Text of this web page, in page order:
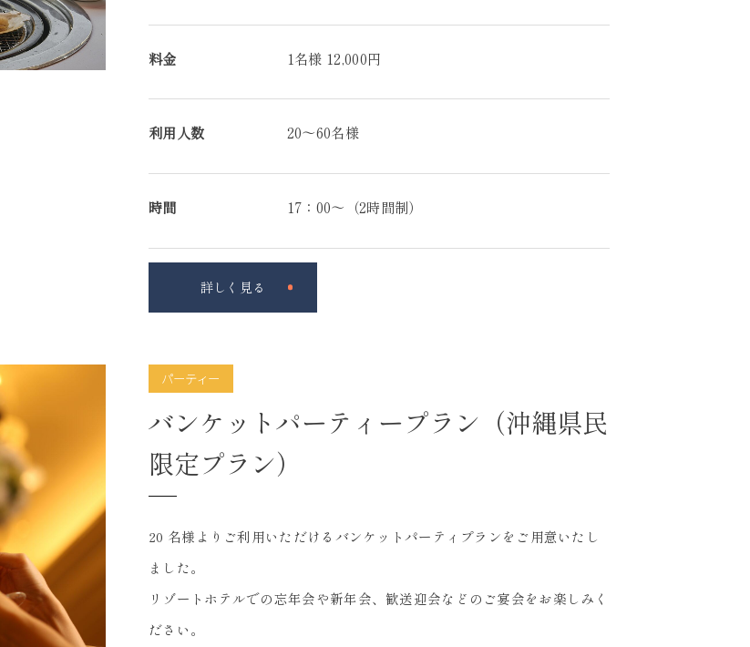
料金 1名様 12,000円
利用人数 20～60名様
時間 17：00～（2時間制）
詳しく見る
パーティー
バンケットパーティープラン（沖縄県民
限定プラン）
20 名様よりご利用いただけるバンケットパーティプランをご用意いたし
ました。
リゾートホテルでの忘年会や新年会、歓送迎会などのご宴会をお楽しみく
ださい。